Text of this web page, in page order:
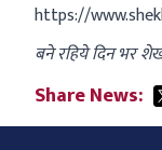
https://
बने रहिये दिन भर
Share News: